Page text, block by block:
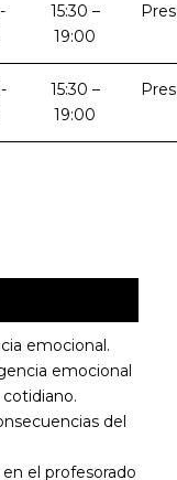
15:30 –
19:00
15:30 –
19:00
emocional.
emocional
del
el profesorado